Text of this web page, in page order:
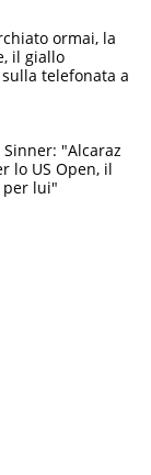
ormai, la
il giallo
telefonata a
"Alcaraz
lo US Open, il
per lui"